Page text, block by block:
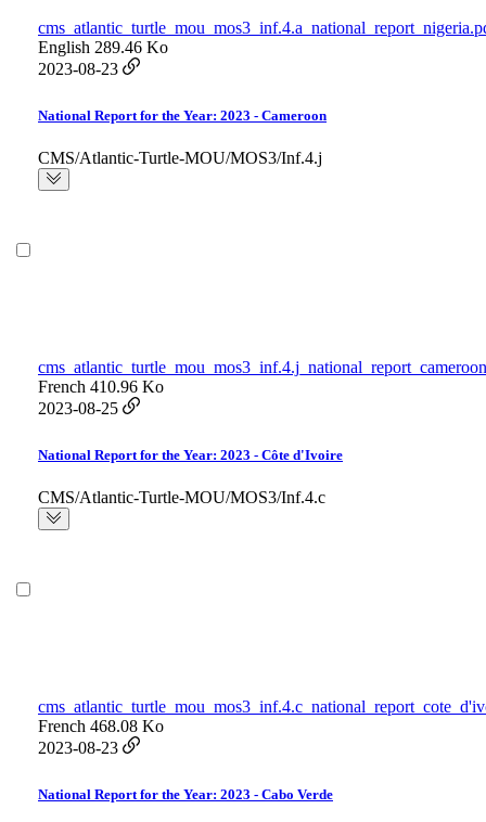
English 289.46 Ko
2023-08-23
National Report for the Year: 2023 - Cameroon
CMS/Atlantic-Turtle-MOU/MOS3/Inf.4.j
French 410.96 Ko
2023-08-25
National Report for the Year: 2023 - Côte d'Ivoire
CMS/Atlantic-Turtle-MOU/MOS3/Inf.4.c
French 468.08 Ko
2023-08-23
National Report for the Year: 2023 - Cabo Verde